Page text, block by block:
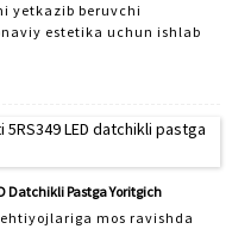
yetkazib beruvchi
estetika uchun ishlab
yorug'likning kelajagini
juda mos bo'lgan bu
Asosiy
yo'naltirilgan yorug'likni
uni me'moriy tafsilotlarni
qiladi ...
Datchikli Pastga Yoritgich
mos ravishda